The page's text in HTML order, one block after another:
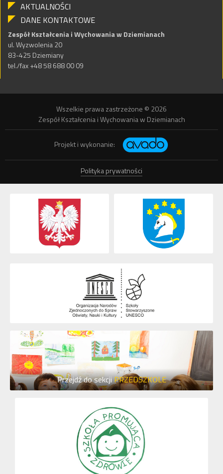
AKTUALNOŚCI
DANE KONTAKTOWE
Zespół Kształcenia i Wychowania w Dziemianach
ul. Wyzwolenia 20
83-425 Dziemiany
tel./fax +48 58 688 00 09
Wszelkie prawa zastrzeżone © 2026
Zespół Kształcenia i Wychowania w Dziemianach
Projekt i wykonanie:
Polityka prywatności
Przejdź do sekcjiPRZEDSZKOLE